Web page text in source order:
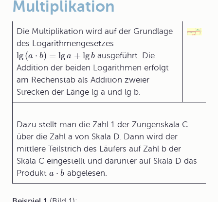
Multiplikation
Die Multiplikation wird auf der Grundlage
des Logarithmengesetzes
lg(a ⋅ b) = lg a + lg b ausgeführt. Die
Addition der beiden Logarithmen erfolgt
am Rechenstab als Addition zweier
Strecken der Länge lg a und lg b.
Dazu stellt man die Zahl 1 der Zungenskala C
über die Zahl a von Skala D. Dann wird der
mittlere Teilstrich des Läufers auf Zahl b der
Skala C eingestellt und darunter auf Skala D das
Produkt a ⋅ b abgelesen.